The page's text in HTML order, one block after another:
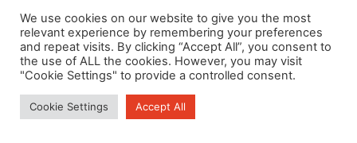
IMPRESSUM
We use cookies on our website to give you the most
relevant experience by remembering your preferences
and repeat visits. By clicking “Accept All”, you consent to
the use of ALL the cookies. However, you may visit
"Cookie Settings" to provide a controlled consent.
Cookie Settings Accept All